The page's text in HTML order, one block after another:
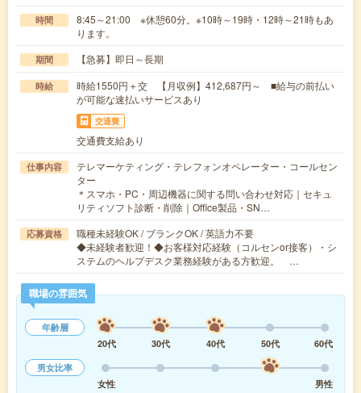
時間
8:45～21:00 ※休憩60分。※10時～19時・12時～21時もあ
ります。
期間 【急募】即日～長期
時給
時給1550円＋交 【月収例】412,687円～ ■給与の前払い
が可能な速払いサービスあり
交通費
交通費支給あり
仕事内容
テレマーケティング・テレフォンオペレーター・コールセン
ター
＊スマホ・PC・周辺機器に関する問い合わせ対応｜セキュ
リティソフト診断・削除｜Office製品・SN…
応募資格
職種未経験OK / ブランクOK / 英語力不要
◆未経験者歓迎！◆お客様対応経験（コルセンor接客）・シ
ステムのヘルプデスク業務経験がある方歓迎。 …
職場の雰囲気
年齢層
20代
30代 40代 50代
60代
男女比率
女性
男性